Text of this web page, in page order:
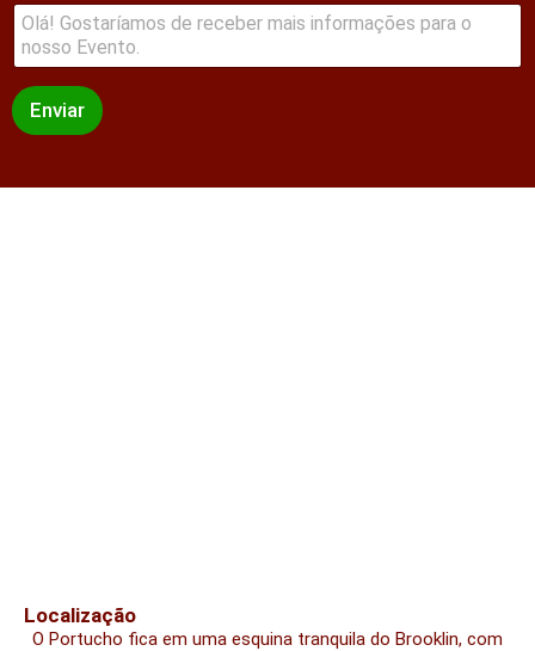
Enviar
Localização
O Portucho fica em uma esquina tranquila do Brooklin, com